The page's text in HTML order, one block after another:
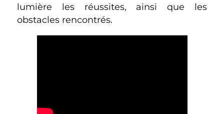
lumière les réussites, ainsi que les
obstacles rencontrés.